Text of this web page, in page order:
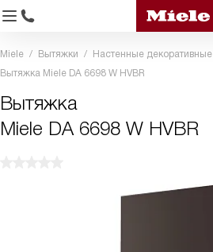
Miele Вытяжки
Настенные декоративные
Вытяжка Miele DA 6698 W HVBR
Вытяжка
Miele DA 6698 W HVBR